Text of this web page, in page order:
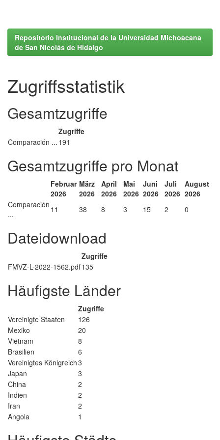
Repositorio Institucional de la Universidad Michoacana
de San Nicolás de Hidalgo
Zugriffsstatistik
Gesamtzugriffe
Zugriffe
Comparación ... 191
Gesamtzugriffe pro Monat
Februar
2026
März
2026
April
2026
Mai
2026
Juni
2026
Juli
2026
August
2026
Comparación
...
11 38 8 3 15 2 0
Dateidownload
Zugriffe
FMVZ-L-2022-1562.pdf135
Häufigste Länder
Zugriffe
Vereinigte Staaten
126
Mexiko
20
Vietnam
8
Brasilien
6
Vereinigtes Königreich3
Japan
3
China
2
Indien
2
Iran
2
Angola
1